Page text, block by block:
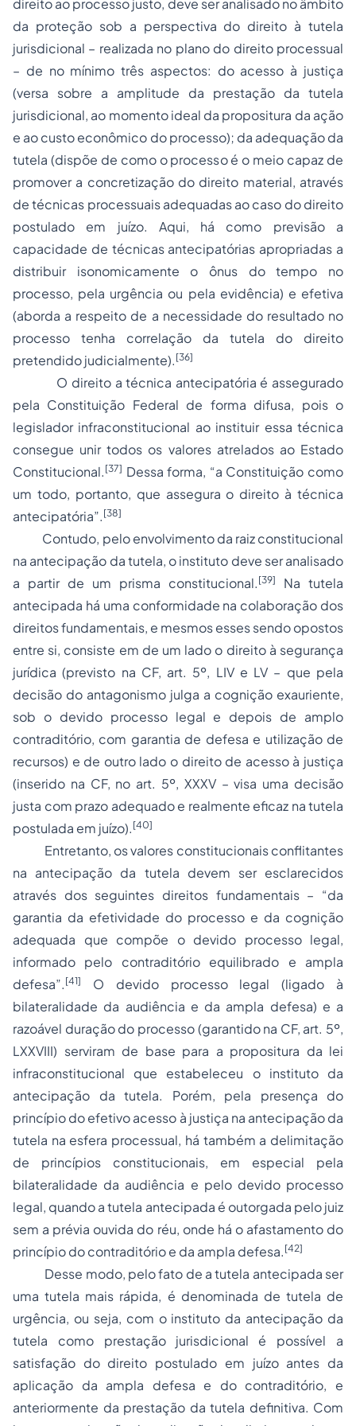
direito ao processo justo, deve ser analisado no âmbito
da proteção sob a perspectiva do direito à tutela
jurisdicional – realizada no plano do direito processual
– de no mínimo três aspectos: do acesso à justiça
(versa sobre a amplitude da prestação da tutela
jurisdicional, ao momento ideal da propositura da ação
e ao custo econômico do processo); da adequação da
tutela (dispõe de como o processo é o meio capaz de
promover a concretização do direito material, através
de técnicas processuais adequadas ao caso do direito
postulado em juízo. Aqui, há como previsão a
capacidade de técnicas antecipatórias apropriadas a
distribuir isonomicamente o ônus do tempo no
processo, pela urgência ou pela evidência) e efetiva
(aborda a respeito de a necessidade do resultado no
processo tenha correlação da tutela do direito
pretendido judicialmente). [36]
O direito a técnica antecipatória é assegurado
pela Constituição Federal de forma difusa, pois o
legislador infraconstitucional ao instituir essa técnica
consegue unir todos os valores atrelados ao Estado
Constitucional. [37] Dessa forma, “a Constituição como
um todo, portanto, que assegura o direito à técnica
antecipatória”. [38]
Contudo, pelo envolvimento da raiz constitucional
na antecipação da tutela, o instituto deve ser analisado
a partir de um prisma constitucional. [39]
Na tutela
antecipada há uma conformidade na colaboração dos
direitos fundamentais, e mesmos esses sendo opostos
entre si, consiste em de um lado o direito à segurança
jurídica (previsto na CF, art. 5º, LIV e LV – que pela
decisão do antagonismo julga a cognição exauriente,
sob o devido processo legal e depois de amplo
contraditório, com garantia de defesa e utilização de
recursos) e de outro lado o direito de acesso à justiça
(inserido na CF, no art. 5º, XXXV – visa uma decisão
justa com prazo adequado e realmente eficaz na tutela
postulada em juízo). [40]
Entretanto, os valores constitucionais conflitantes
na antecipação da tutela devem ser esclarecidos
através dos seguintes direitos fundamentais – “da
garantia da efetividade do processo e da cognição
adequada que compõe o devido processo legal,
informado pelo contraditório equilibrado e ampla
defesa”. [41]
O devido processo legal (ligado à
bilateralidade da audiência e da ampla defesa) e a
razoável duração do processo (garantido na CF, art. 5º,
LXXVIII) serviram de base para a propositura da lei
infraconstitucional que estabeleceu o instituto da
antecipação da tutela. Porém, pela presença do
princípio do efetivo acesso à justiça na antecipação da
tutela na esfera processual, há também a delimitação
de princípios constitucionais, em especial pela
bilateralidade da audiência e pelo devido processo
legal, quando a tutela antecipada é outorgada pelo juiz
sem a prévia ouvida do réu, onde há o afastamento do
princípio do contraditório e da ampla defesa. [42]
Desse modo, pelo fato de a tutela antecipada ser
uma tutela mais rápida, é denominada de tutela de
urgência, ou seja, com o instituto da antecipação da
tutela como prestação jurisdicional é possível a
satisfação do direito postulado em juízo antes da
aplicação da ampla defesa e do contraditório, e
anteriormente da prestação da tutela definitiva. Com